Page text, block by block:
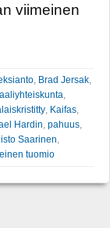
viimeinen
Brad Jersak
Kaifas
Hardin pahuus
Saarinen
tuomio